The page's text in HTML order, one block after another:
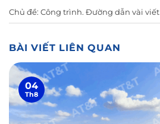
Chủ đề: Công trình. Đường dẫn vài viết
BÀI VIẾT LIÊN QUAN
04
Th8